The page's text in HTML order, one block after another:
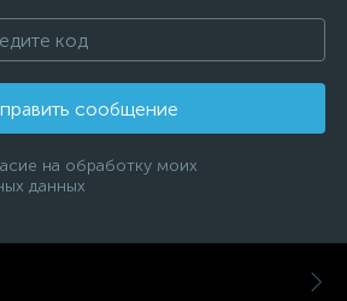
сообщение
на обработку моих
данных